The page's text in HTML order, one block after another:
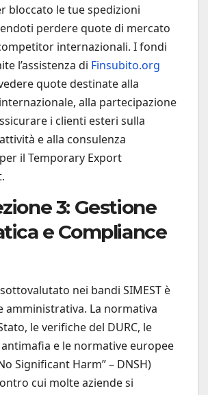
bloccato le tue spedizioni
perdere quote di mercato
internazionali. I fondi
l’assistenza di Finsubito.org
quote destinate alla
alla partecipazione
i clienti esteri sulla
e alla consulenza
il Temporary Export
3: Gestione
e Compliance
nei bandi SIMEST è
amministrativa. La normativa
le verifiche del DURC, le
e le normative europee
Significant Harm” – DNSH)
cui molte aziende si